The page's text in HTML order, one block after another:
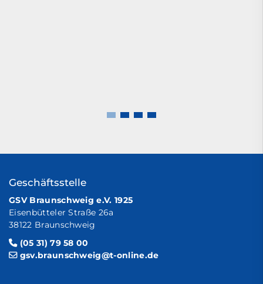
Geschäftsstelle
GSV Braunschweig e.V. 1925
Eisenbütteler Straße 26a
38122 Braunschweig
(05 31) 79 58 00
gsv.braunschweig@t-online.de